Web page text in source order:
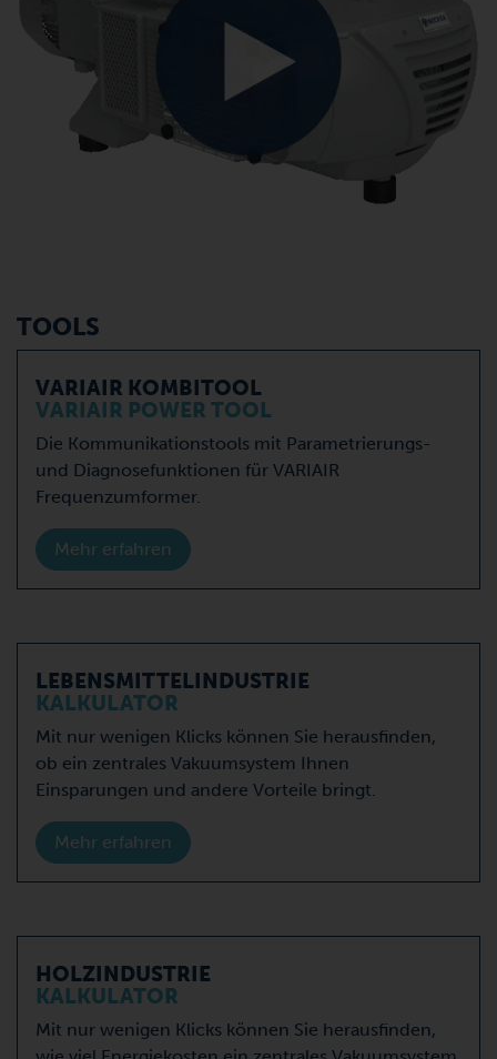
TOOLS
VARIAIR KOMBITOOL
VARIAIR POWER TOOL
Die Kommunikationstools mit Parametrierungs-
und Diagnosefunktionen für VARIAIR
Frequenzumformer.
Mehr erfahren
LEBENSMITTELINDUSTRIE
KALKULATOR
Mit nur wenigen Klicks können Sie herausfinden,
ob ein zentrales Vakuumsystem Ihnen
Einsparungen und andere Vorteile bringt.
Mehr erfahren
HOLZINDUSTRIE
KALKULATOR
Mit nur wenigen Klicks können Sie herausfinden,